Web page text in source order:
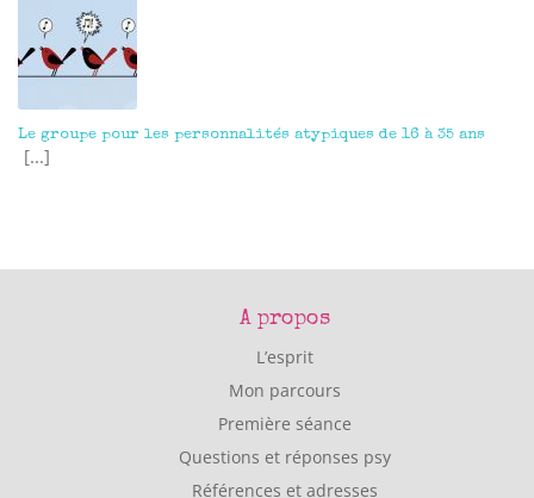
Le groupe pour les personnalités atypiques de 16 à 35 ans
[...]
A propos
L’esprit
Mon parcours
Première séance
Questions et réponses psy
Références et adresses